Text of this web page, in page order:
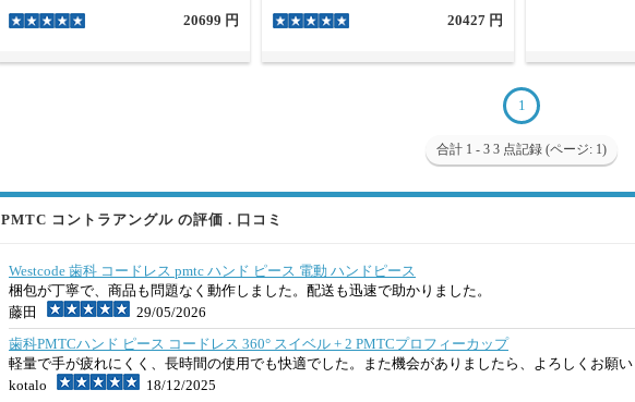
20699 円 20427 円
1
合計 1 - 3 3 点記録 (ページ: 1)
PMTC コントラアングル の評価 . 口コミ
Westcode 歯科 コードレス pmtc ハンド ピース 電動 ハンドピース
梱包が丁寧で、商品も問題なく動作しました。配送も迅速で助かりました。
藤田
29/05/2026
歯科PMTCハンド ピース コードレス 360° スイベル + 2 PMTCプロフィーカップ
軽量で手が疲れにくく、長時間の使用でも快適でした。また機会がありましたら、よろしくお願
kotalo
18/12/2025